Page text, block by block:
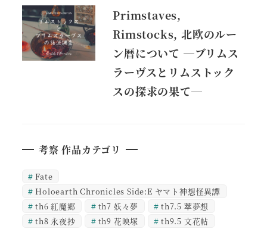
Primstaves,
Rimstocks, 北欧のルー
ン暦について ―ブリムス
ラーヴスとリムストック
スの探求の果て―
考察 作品カテゴリ
Fate
Holoearth Chronicles Side:E ヤマト神想怪異譚
th6 紅魔郷
th7 妖々夢
th7.5 萃夢想
th8 永夜抄
th9 花映塚
th9.5 文花帖